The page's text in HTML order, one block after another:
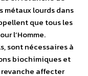
métaux lourds dans
que tous les
l’Homme.
sont nécessaires à
biochimiques et
affecter